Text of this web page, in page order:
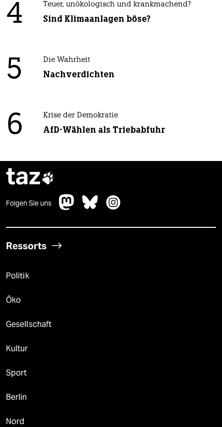
4 Teuer, unökologisch und krankmachend?
Sind Klimaanlagen böse?
5 Die Wahrheit
Nachverdichten
6 Krise der Demokratie
AfD-Wählen als Triebabfuhr
taz
Folgen Sie uns
Ressorts
Politik
Öko
Gesellschaft
Kultur
Sport
Berlin
Nord